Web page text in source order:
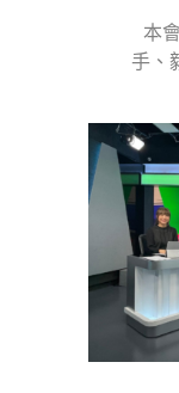
本
手、